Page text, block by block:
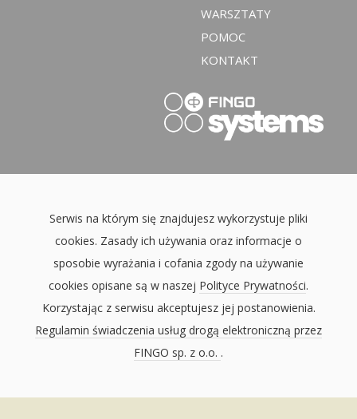
WARSZTATY
POMOC
KONTAKT
Serwis na którym się znajdujesz wykorzystuje pliki
cookies. Zasady ich używania oraz informacje o
sposobie wyrażania i cofania zgody na używanie
cookies opisane są w naszej Polityce Prywatności.
Korzystając z serwisu akceptujesz jej postanowienia.
Regulamin świadczenia usług drogą elektroniczną przez
FINGO sp. z o.o. .